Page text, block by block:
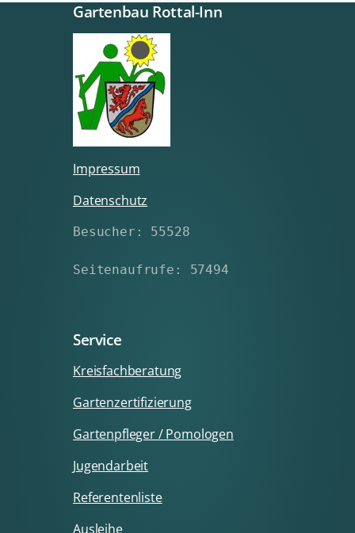
Gartenbau Rottal-Inn
Impressum
Datenschutz
Besucher: 55528
Seitenaufrufe: 57494
Service
Kreisfachberatung
Gartenzertifizierung
Gartenpfleger / Pomologen
Jugendarbeit
Referentenliste
Ausleihe